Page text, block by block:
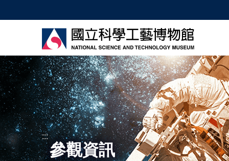
主
:::
參觀資訊